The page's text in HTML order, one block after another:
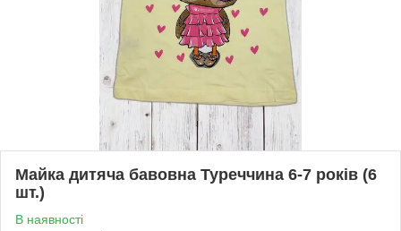
Майка дитяча бавовна Туреччина 6-7 років (6
шт.)
В наявності